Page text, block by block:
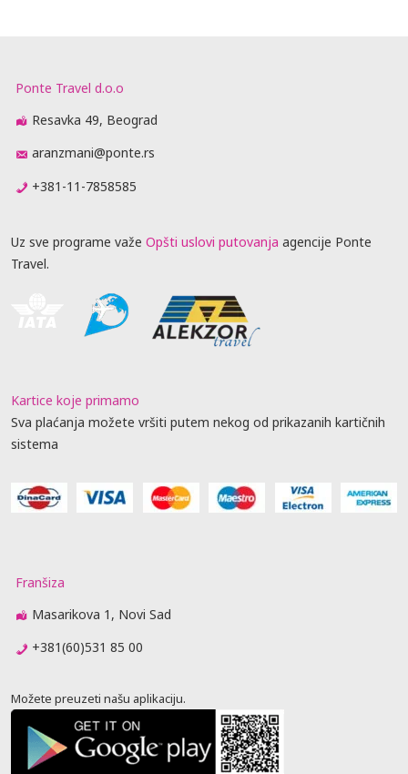
Ponte Travel d.o.o
Resavka 49, Beograd
aranzmani@ponte.rs
+381-11-7858585
Uz sve programe važe Opšti uslovi putovanja agencije Ponte
Travel.
Kartice koje primamo
Sva plaćanja možete vršiti putem nekog od prikazanih kartičnih
sistema
Franšiza
Masarikova 1, Novi Sad
+381(60)531 85 00
Možete preuzeti našu aplikaciju.